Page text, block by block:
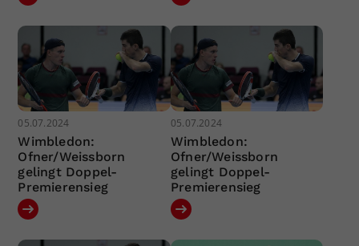
05.07.2024
Wimbledon:
Ofner/Weissborn
gelingt Doppel-
Premierensieg
05.07.2024
Wimbledon:
Ofner/Weissborn
gelingt Doppel-
Premierensieg